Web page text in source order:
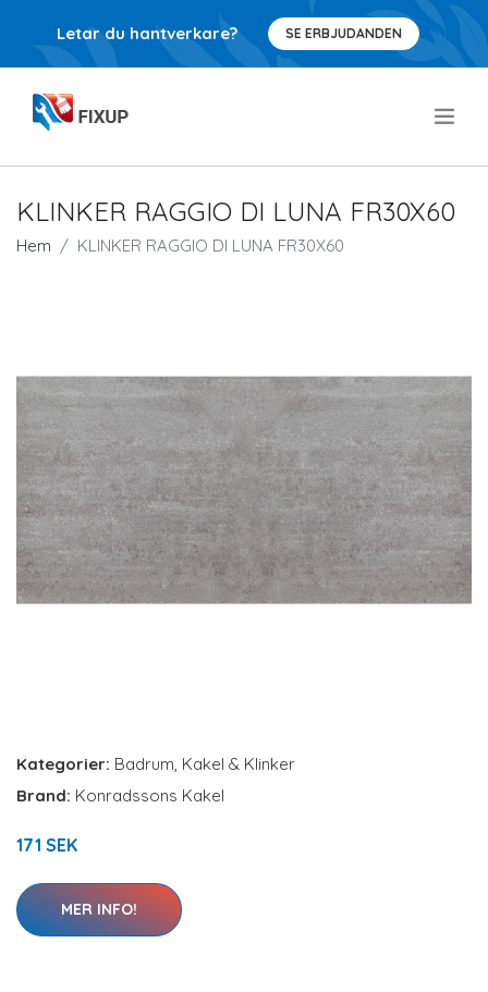
Letar du hantverkare? SE ERBJUDANDEN
KLINKER RAGGIO DI LUNA FR30X60
Hem KLINKER RAGGIO DI LUNA FR30X60
Kategorier: Badrum, Kakel & Klinker
Brand: Konradssons Kakel
171 SEK
MER INFO!